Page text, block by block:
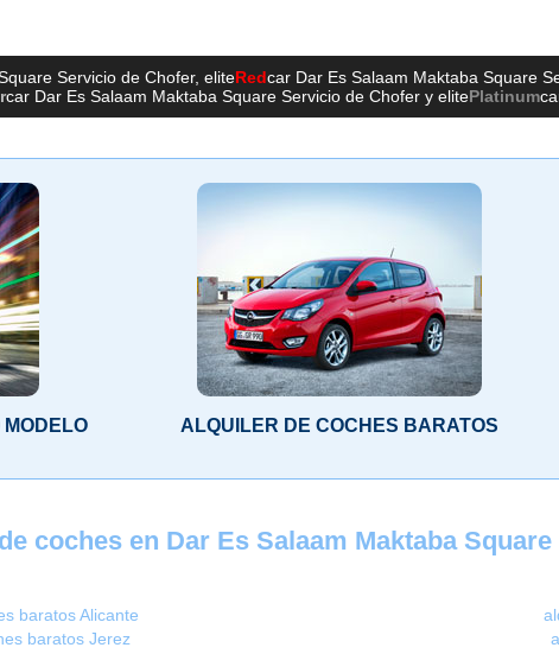
Servicio de Chofer, eliteRedcar Dar Es Salaam Maktaba Square
car Dar Es Salaam Maktaba Square Servicio de Chofer y elitePlatinum
ALQUILER DE COCHES BARATOS
coches en Dar Es Salaam Maktaba
baratos Alicante
baratos Jerez